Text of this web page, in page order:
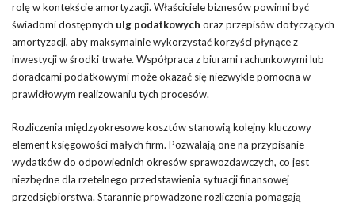
rolę w kontekście amortyzacji. Właściciele biznesów powinni być
świadomi dostępnych ulg podatkowych oraz przepisów dotyczących
amortyzacji, aby maksymalnie wykorzystać korzyści płynące z
inwestycji w środki trwałe. Współpraca z biurami rachunkowymi lub
doradcami podatkowymi może okazać się niezwykle pomocna w
prawidłowym realizowaniu tych procesów.
Rozliczenia międzyokresowe kosztów stanowią kolejny kluczowy
element księgowości małych firm. Pozwalają one na przypisanie
wydatków do odpowiednich okresów sprawozdawczych, co jest
niezbędne dla rzetelnego przedstawienia sytuacji finansowej
przedsiębiorstwa. Starannie prowadzone rozliczenia pomagają